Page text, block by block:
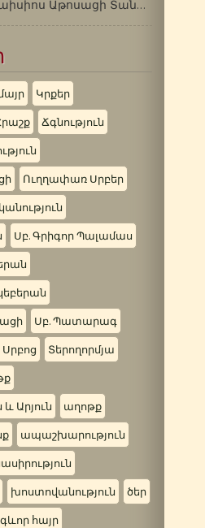
Սբ. Պաիսիոս Աթոսացի Տանգալակին[1]…
Կրքեր
Ճգնություն
Ուղղափառ Սրբեր
Սբ. Գրիգոր Պալամաս
Սբ. Պատարագ
Տերողորմյա
Արյուն աղոթք
ապաշխարություն
խոստովանություն ծեր
հայր